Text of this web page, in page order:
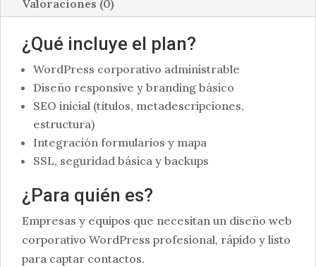
Valoraciones (0)
¿Qué incluye el plan?
WordPress corporativo administrable
Diseño responsive y branding básico
SEO inicial (títulos, metadescripciones,
estructura)
Integración formularios y mapa
SSL, seguridad básica y backups
¿Para quién es?
Empresas y equipos que necesitan un diseño web
corporativo WordPress profesional, rápido y listo
para captar contactos.